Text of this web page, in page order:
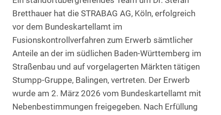
Bretthauer hat die STRABAG AG, Köln, erfolgreich
vor dem Bundeskartellamt im
Fusionskontrollverfahren zum Erwerb sämtlicher
Anteile an der im südlichen Baden-Württemberg im
Straßenbau und auf vorgelagerten Märkten tätigen
Stumpp-Gruppe, Balingen, vertreten. Der Erwerb
wurde am 2. März 2026 vom Bundeskartellamt mit
Nebenbestimmungen freigegeben. Nach Erfüllung